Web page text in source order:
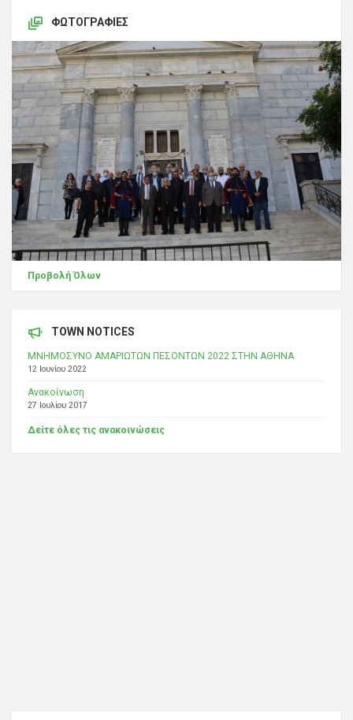
ΦΩΤΟΓΡΑΦΊΕΣ
Προβολή Όλων
TOWN NOTICES
ΜΝΗΜΟΣΥΝΟ ΑΜΑΡΙΩΤΩΝ ΠΕΣΟΝΤΩΝ 2022 ΣΤΗΝ ΑΘΗΝΑ
12 Ιουνίου 2022
Ανακοίνωση
27 Ιουλίου 2017
Δείτε όλες τις ανακοινώσεις